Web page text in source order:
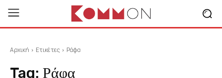
Αρχική Ετικέτες Ράφα
Tag: Ράφα